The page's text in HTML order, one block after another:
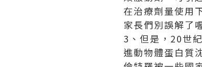
在治療劑量使用
家長們別誤解了
3、但是，20世
進動物體蛋白質